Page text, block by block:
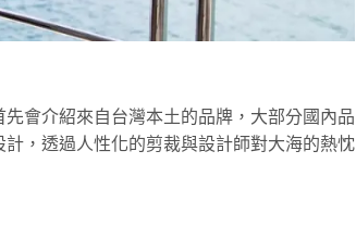
會介紹來自台灣本土的品牌，大部分國內品
，透過人性化的剪裁與設計師對大海的熱忱